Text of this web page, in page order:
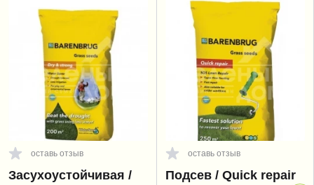
оставь отзыв
Засухоустойчивая /
оставь отзыв
Подсев / Quick repair